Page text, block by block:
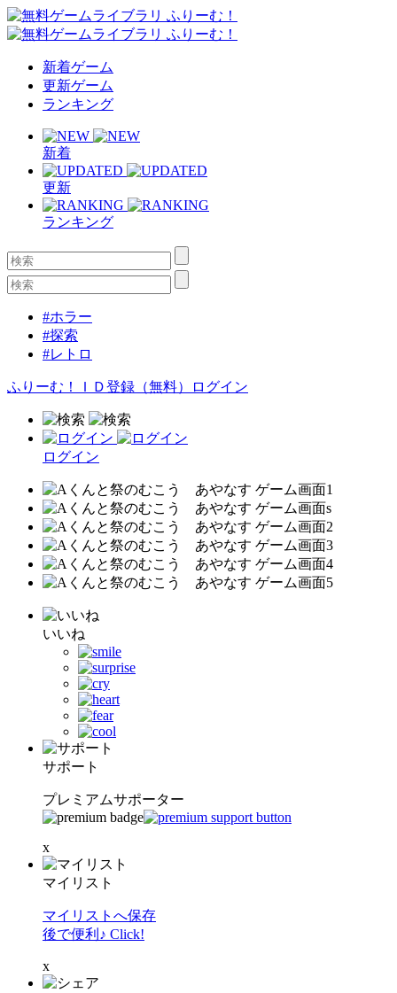
新着ゲーム
更新ゲーム
ランキング
新着
更新
ランキング
#ホラー
#探索
#レトロ
ふりーむ！ＩＤ登録（無料） ログイン
ログイン
いいね
サポート
プレミアムサポーター
x
マイリスト
マイリストへ保存
後で便利♪ Click!
x